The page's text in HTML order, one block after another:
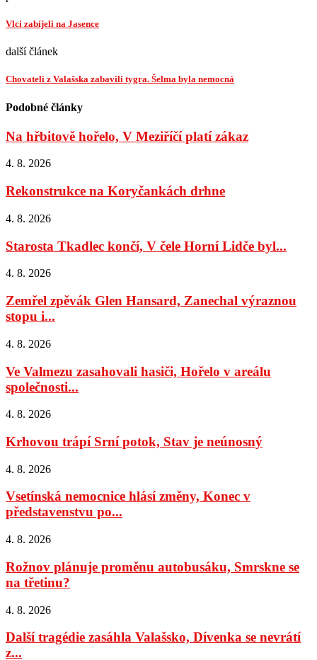
Vlci zabíjeli na Jasence
další článek
Chovateli z Valašska zabavili tygra. Šelma byla nemocná
Podobné články
Na hřbitově hořelo, V Meziříčí platí zákaz
4. 8. 2026
Rekonstrukce na Koryčankách drhne
4. 8. 2026
Starosta Tkadlec končí, V čele Horní Lidče byl...
4. 8. 2026
Zemřel zpěvák Glen Hansard, Zanechal výraznou
stopu i...
4. 8. 2026
Ve Valmezu zasahovali hasiči, Hořelo v areálu
společnosti...
4. 8. 2026
Krhovou trápí Srní potok, Stav je neúnosný
4. 8. 2026
Vsetínská nemocnice hlásí změny, Konec v
představenstvu po...
4. 8. 2026
Rožnov plánuje proměnu autobusáku, Smrskne se
na třetinu?
4. 8. 2026
Další tragédie zasáhla Valašsko, Dívenka se nevrátí
z...